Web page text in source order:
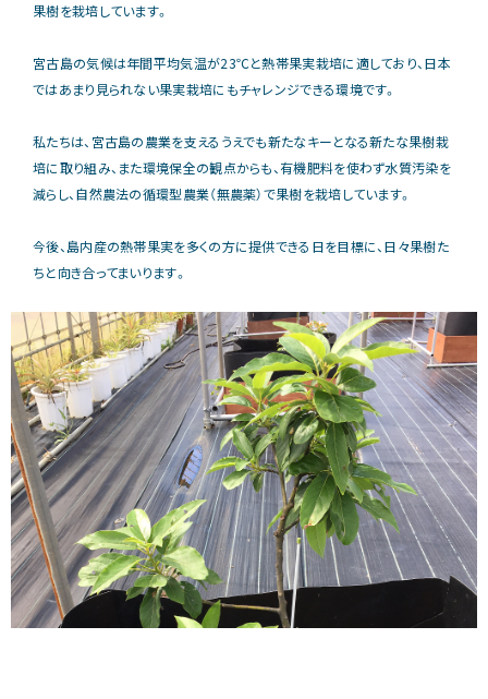
果樹を栽培しています。
宮古島の気候は年間平均気温が23℃と熱帯果実栽培に適しており、⽇本
ではあまり⾒られない果実栽培にもチャレンジできる環境です。
私たちは、宮古島の農業を⽀えるうえでも新たなキーとなる新たな果樹栽
培に取り組み、また環境保全の観点からも、有機肥料を使わず⽔質汚染を
減らし、⾃然農法の循環型農業（無農薬）で果樹を栽培しています。
今後、島内産の熱帯果実を多くの⽅に提供できる⽇を⽬標に、⽇々果樹た
ちと向き合ってまいります。